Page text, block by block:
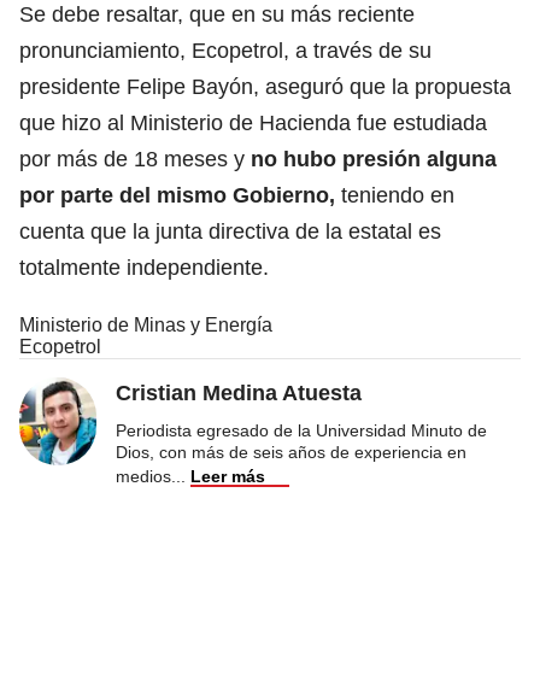
Se debe resaltar, que en su más reciente
pronunciamiento, Ecopetrol, a través de su
presidente Felipe Bayón, aseguró que la propuesta
que hizo al Ministerio de Hacienda fue estudiada
por más de 18 meses y no hubo presión alguna
por parte del mismo Gobierno, teniendo en
cuenta que la junta directiva de la estatal es
totalmente independiente.
Ministerio de Minas y Energía
Ecopetrol
Cristian Medina Atuesta
Periodista egresado de la Universidad Minuto de
Dios, con más de seis años de experiencia en
medios
Leer más